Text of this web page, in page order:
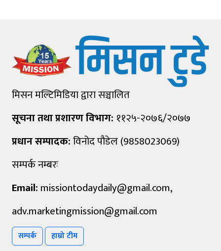
मिसन मल्टिमिडिया द्वारा सञ्चालित
सूचना तथा प्रशारण विभाग: ११२५-२०७६/२०७७
प्रधान सम्पादक:विनोद पौडेल (9858023069)
सम्पर्क नम्बरः
Email: missiontodaydaily@gmail.com,
adv.marketingmission@gmail.com
सम्पर्क हाम्रो टीम